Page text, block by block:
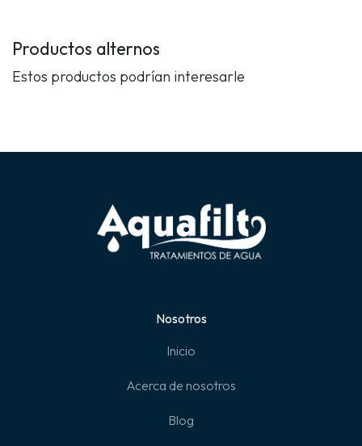
Productos alternos
Estos productos podrían interesarle
Nosotros
Inicio
Acerca de nosotros
Blog